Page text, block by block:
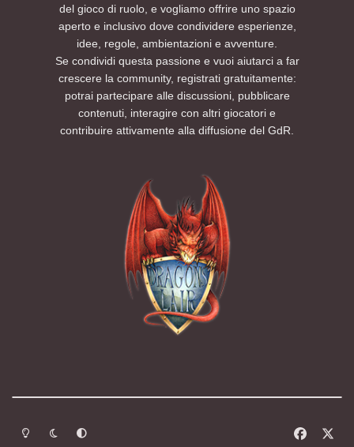
del gioco di ruolo, e vogliamo offrire uno spazio
aperto e inclusivo dove condividere esperienze,
idee, regole, ambientazioni e avventure.
Se condividi questa passione e vuoi aiutarci a far
crescere la community, registrati gratuitamente:
potrai partecipare alle discussioni, pubblicare
contenuti, interagire con altri giocatori e
contribuire attivamente alla diffusione del GdR.
Modalità chiara
Modalità scuraSegui la preferenza del sistema